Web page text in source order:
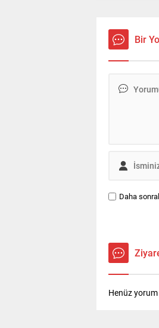
öngörülüyor.
Bir
Daha
Henüz yorum